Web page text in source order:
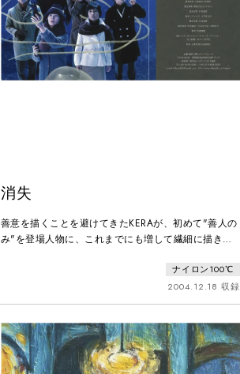
消失
善意を描くことを避けてきたKERAが、初めて"善人の
み"を登場人物に、これまでにも増して繊細に描き出
ィーの計画を練る兄弟。しかし、楽しい一夜になるは
ずが、ちょっとした誤算からその計画はもろく崩れ去
ってしまう。弟が想いを寄せる女、謎のヤミ医者、兄
と言う男。兄弟の家に集まった彼らの抱えていた「秘
密」が彼らの
ナイロン100℃
2004.12.18 収録